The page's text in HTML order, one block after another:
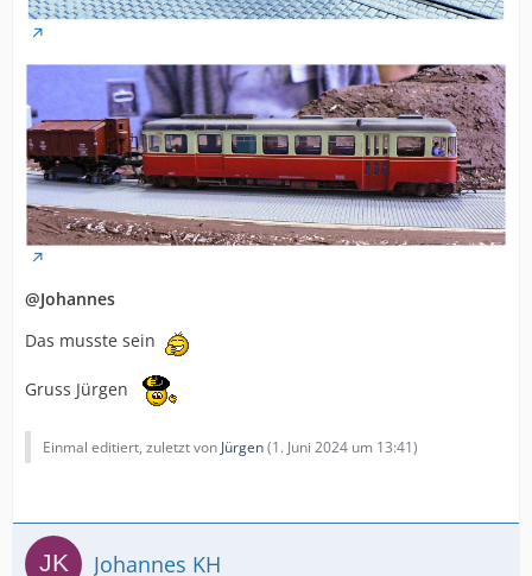
@Johannes
Das musste sein
Gruss Jürgen
Einmal editiert, zuletzt von Jürgen(1. Juni 2024 um 13:41)
Johannes KH